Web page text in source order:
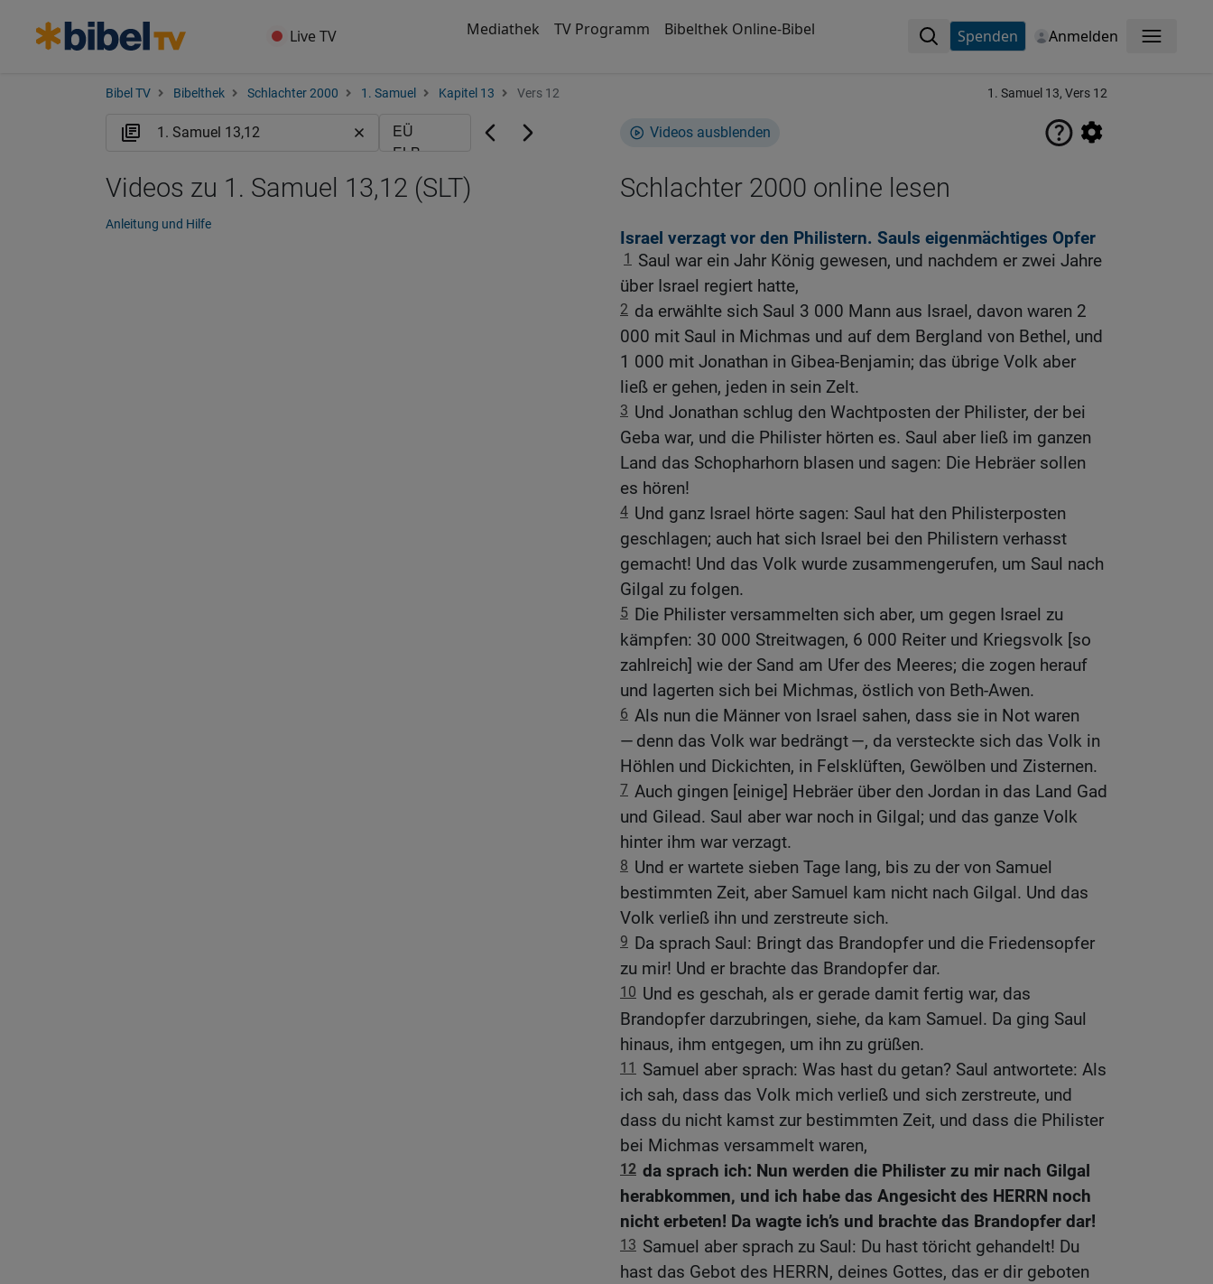
Live TV Mediathek TV Programm Bibelthek Online-Bibel Spenden Anmelden Menü
Bibel TV Bibelthek Schlachter 2000 1. Samuel Kapitel 13 Vers 12 1. Samuel 13, Vers 12
Videos ausblenden
Schlachter 2000 online lesen
Israel verzagt vor den Philistern. Sauls eigenmächtiges Opfer
1
Saul war ein Jahr König gewesen, und nachdem er zwei Jahre
über Israel regiert hatte,
2 da erwählte sich Saul 3 000 Mann aus Israel, davon waren 2
000 mit Saul in Michmas und auf dem Bergland von Bethel, und
1 000 mit Jonathan in Gibea-Benjamin; das übrige Volk aber
ließ er gehen, jeden in sein Zelt.
3 Und Jonathan schlug den Wachtposten der Philister, der bei
Geba war, und die Philister hörten es. Saul aber ließ im ganzen
Land das Schopharhorn blasen und sagen: Die Hebräer sollen
es hören!
4 Und ganz Israel hörte sagen: Saul hat den Philisterposten
geschlagen; auch hat sich Israel bei den Philistern verhasst
gemacht! Und das Volk wurde zusammengerufen, um Saul nach
Gilgal zu folgen.
5 Die Philister versammelten sich aber, um gegen Israel zu
kämpfen: 30 000 Streitwagen, 6 000 Reiter und Kriegsvolk [so
zahlreich] wie der Sand am Ufer des Meeres; die zogen herauf
und lagerten sich bei Michmas, östlich von Beth-Awen.
6 Als nun die Männer von Israel sahen, dass sie in Not waren
— denn das Volk war bedrängt —, da versteckte sich das Volk in
Höhlen und Dickichten, in Felsklüften, Gewölben und Zisternen.
7 Auch gingen [einige] Hebräer über den Jordan in das Land Gad
und Gilead. Saul aber war noch in Gilgal; und das ganze Volk
hinter ihm war verzagt.
8 Und er wartete sieben Tage lang, bis zu der von Samuel
bestimmten Zeit, aber Samuel kam nicht nach Gilgal. Und das
Volk verließ ihn und zerstreute sich.
9 Da sprach Saul: Bringt das Brandopfer und die Friedensopfer
zu mir! Und er brachte das Brandopfer dar.
10 Und es geschah, als er gerade damit fertig war, das
Brandopfer darzubringen, siehe, da kam Samuel. Da ging Saul
hinaus, ihm entgegen, um ihn zu grüßen.
11
Samuel aber sprach: Was hast du getan? Saul antwortete: Als
ich sah, dass das Volk mich verließ und sich zerstreute, und
dass du nicht kamst zur bestimmten Zeit, und dass die Philister
bei Michmas versammelt waren,
12 da sprach ich: Nun werden die Philister zu mir nach Gilgal
herabkommen, und ich habe das Angesicht des HERRN noch
nicht erbeten! Da wagte ich’s und brachte das Brandopfer dar!
13 Samuel aber sprach zu Saul: Du hast töricht gehandelt! Du
hast das Gebot des HERRN, deines Gottes, das er dir geboten
Videos zu 1. Samuel 13,12 (SLT)
Anleitung und Hilfe